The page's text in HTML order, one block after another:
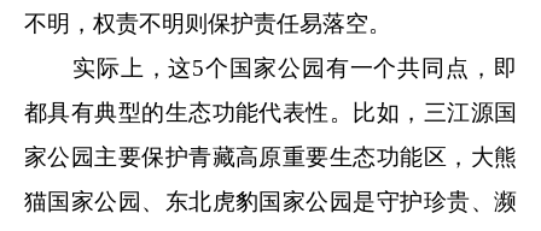
不明，权责不明则保护责任易落空。
实际上，这5个国家公园有一个共同点，即
都具有典型的生态功能代表性。比如，三江源国
家公园主要保护青藏高原重要生态功能区，大熊
猫国家公园、东北虎豹国家公园是守护珍贵、濒